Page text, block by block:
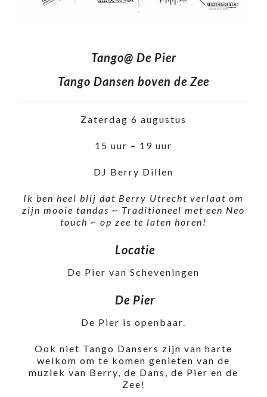
Tango@ De Pier
Tango Dansen boven de Zee
Zaterdag 6 augustus
15 uur – 19 uur
DJ Berry Dillen
Ik ben heel blij dat Berry Utrecht verlaat om
zijn mooie tandas ~ Traditioneel met een Neo
touch ~ op zee te laten horen!
Locatie
De Pier van Scheveningen
De Pier
De Pier is openbaar.
Ook niet Tango Dansers zijn van harte
welkom om te komen genieten van de
muziek van Berry, de Dans, de Pier en de
Zee!